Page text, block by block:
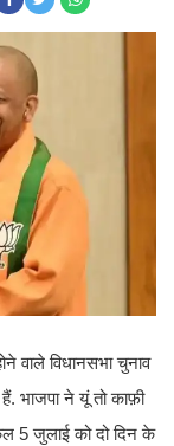
वाले विधानसभा चुनाव
भाजपा ने यूं तो काफ़ी
5 जुलाई को दो दिन के